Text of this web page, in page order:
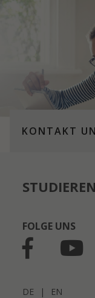
KONTAKT
FOLGE UNS
DE | EN